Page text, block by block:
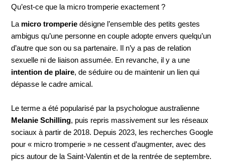
Qu’est-ce que la micro tromperie exactement ?
La micro tromperie désigne l’ensemble des petits gestes
ambigus qu’une personne en couple adopte envers quelqu’un
d’autre que son ou sa partenaire. Il n’y a pas de relation
sexuelle ni de liaison assumée. En revanche, il y a une
intention de plaire, de séduire ou de maintenir un lien qui
dépasse le cadre amical.
Le terme a été popularisé par la psychologue australienne
Melanie Schilling, puis repris massivement sur les réseaux
sociaux à partir de 2018. Depuis 2023, les recherches Google
pour « micro tromperie » ne cessent d’augmenter, avec des
pics autour de la Saint-Valentin et de la rentrée de septembre.